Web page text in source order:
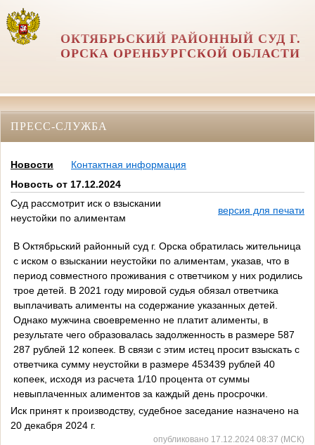
ОКТЯБРЬСКИЙ РАЙОННЫЙ СУД Г.
ОРСКА ОРЕНБУРГСКОЙ ОБЛАСТИ
ПРЕСС-СЛУЖБА
Новости
Контактная информация
Новость от 17.12.2024
Суд рассмотрит иск о взыскании
неустойки по алиментам
версия для печати
В Октябрьский районный суд г. Орска обратилась жительница
с иском о взыскании неустойки по алиментам, указав, что в
период совместного проживания с ответчиком у них родились
трое детей. В 2021 году мировой судья обязал ответчика
выплачивать алименты на содержание указанных детей.
Однако мужчина своевременно не платит алименты, в
результате чего образовалась задолженность в размере 587
287 рублей 12 копеек. В связи с этим истец просит взыскать с
ответчика сумму неустойки в размере 453439 рублей 40
копеек, исходя из расчета 1/10 процента от суммы
невыплаченных алиментов за каждый день просрочки.
Иск принят к производству, судебное заседание назначено на
20 декабря 2024 г.
опубликовано 17.12.2024 08:37 (МСК)